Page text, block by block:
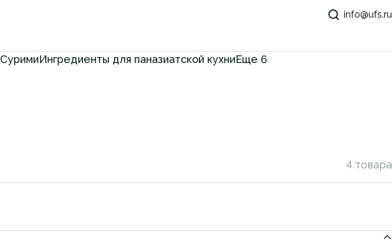
info@ufs.ru
СуримиИнгредиенты для паназиатской кухниЕще 6
4 товара